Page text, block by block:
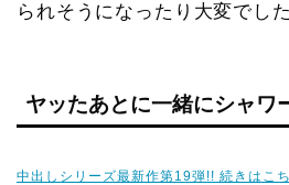
られそうになったり大変でし
ヤッたあとに一緒にシャワ
中出しシリーズ最新作第19弾!! 続きはこ